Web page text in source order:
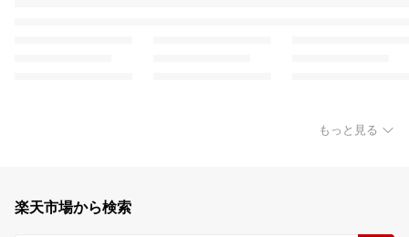
もっと見る
楽天市場から検索